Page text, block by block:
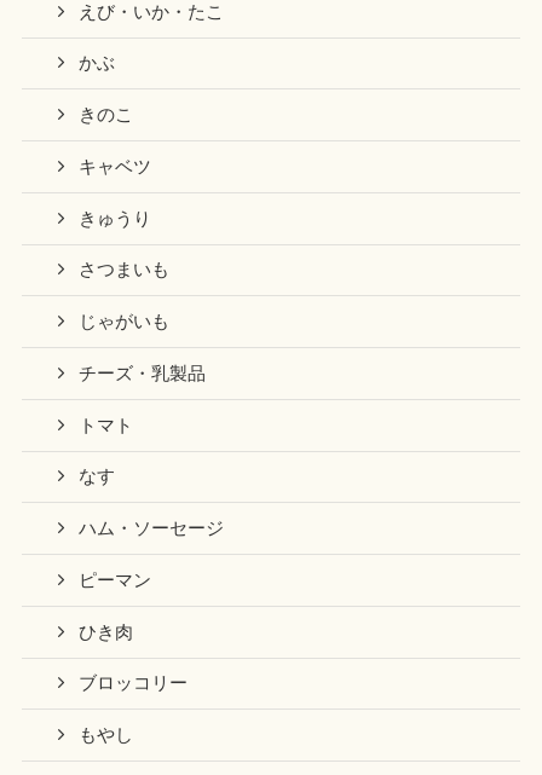
えび・いか・たこ
かぶ
きのこ
キャベツ
きゅうり
さつまいも
じゃがいも
チーズ・乳製品
トマト
なす
ハム・ソーセージ
ピーマン
ひき肉
ブロッコリー
もやし